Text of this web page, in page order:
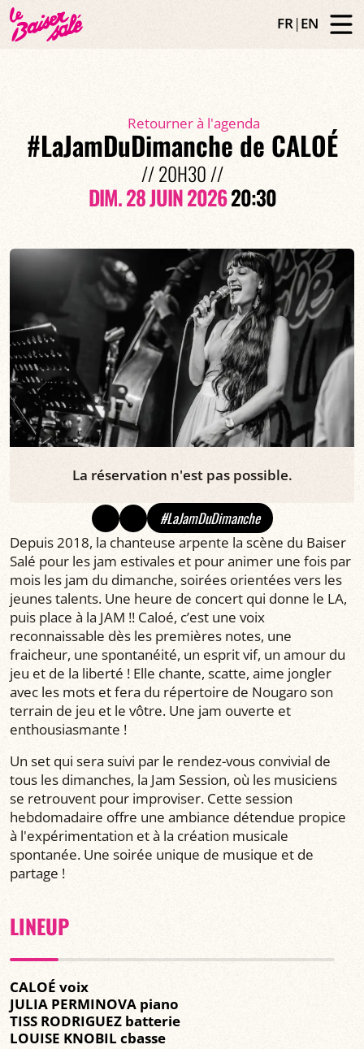
FR|EN
Retourner à l'agenda
#LaJamDuDimanche de CALOÉ
// 20H30 //
DIM. 28 JUIN 202620:30
La réservation n'est pas possible.
#LaJamDuDimanche
Depuis 2018, la chanteuse arpente la scène du Baiser
Salé pour les jam estivales et pour animer une fois par
mois les jam du dimanche, soirées orientées vers les
jeunes talents. Une heure de concert qui donne le LA,
puis place à la JAM !! Caloé, c’est une voix
reconnaissable dès les premières notes, une
fraicheur, une spontanéité, un esprit vif, un amour du
jeu et de la liberté ! Elle chante, scatte, aime jongler
avec les mots et fera du répertoire de Nougaro son
terrain de jeu et le vôtre. Une jam ouverte et
enthousiasmante !
Un set qui sera suivi par le rendez-vous convivial de
tous les dimanches, la Jam Session, où les musiciens
se retrouvent pour improviser. Cette session
hebdomadaire offre une ambiance détendue propice
à l'expérimentation et à la création musicale
spontanée. Une soirée unique de musique et de
partage !
LINEUP
CALOÉ voix
JULIA PERMINOVA piano
TISS RODRIGUEZ batterie
LOUISE KNOBIL cbasse